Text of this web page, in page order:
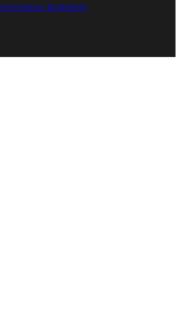
RapDesign